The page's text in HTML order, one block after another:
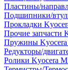
Пластины/
Подшипники/
Прокладки
Прочие запчасти
Пружины Kyocera
Редукторы/
Ролики Kyocera